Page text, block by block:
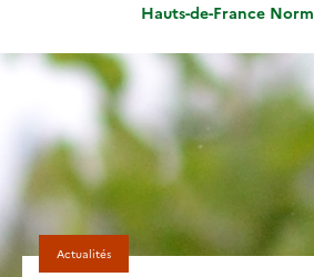
Hauts-de-France
Actualités